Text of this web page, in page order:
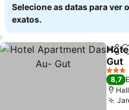
Selecione as datas para ver
exatos.
Gut
Ver
3
8,7